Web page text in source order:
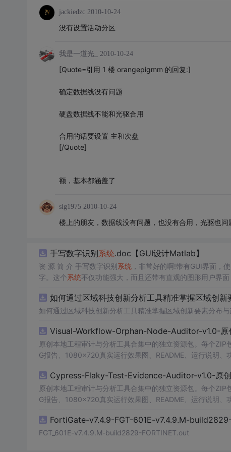
jackiedzc 2010-10-24
没有设置活动分区
我是一道光_ 2010-10-24
[Quote=引用 1 楼 orangepigmm 的回复:]
确定数据线没有问题
硬盘数据线不能和光驱合用
合用的话要设置 主和次盘
[/Quote]
额，基本都涵盖了
slg1975 2010-10-24
楼上的朋友，数据线没有问题，也没有合用，光驱也问
手写数字识别系统.doc【GUI设计Matlab】
资 源 简 介 手写数字识别系统 ，非常好的啊!带有GUI界面，
字。这个系统不仅功能强大，而且还带有直观的图形用户界
便和实用的工具，你一定会喜欢它的！
如何通过区域科技创新分析工具精准掌握区域创
如何通过区域科技创新分析工具精准掌握区域创新要素分布与
Visual-Workflow-Orphan-Node-Auditor-v1.0-原
原创本地工程审计与分析工具合集中的独立资源包。每个
G报告、1080×720真实运行效果图、README、运行说明
源码、Logo、官方截图、论文、生产日志或其他受限素材。
Cypress-Flaky-Test-Evidence-Auditor-v1.0-原
原创本地工程审计与分析工具合集中的独立资源包。每个
G报告、1080×720真实运行效果图、README、运行说明
源码、Logo、官方截图、论文、生产日志或其他受限素材。
FortiGate-v7.4.9-FGT-601E-v7.4.9.M-
FGT_601E-v7.4.9.M-build2829-FORTINET.out